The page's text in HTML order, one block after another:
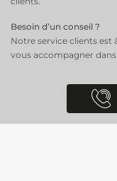
Besoin d’un conseil ?
Notre service clients est
vous accompagner dans